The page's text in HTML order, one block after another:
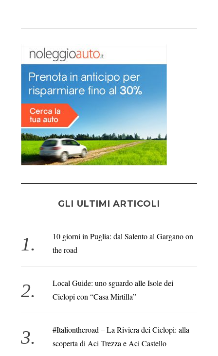
GLI ULTIMI ARTICOLI
10 giorni in Puglia: dal Salento al Gargano on
the road
Local Guide: uno sguardo alle Isole dei
Ciclopi con “Casa Mirtilla”
#Italiontheroad – La Riviera dei Ciclopi: alla
scoperta di Aci Trezza e Aci Castello